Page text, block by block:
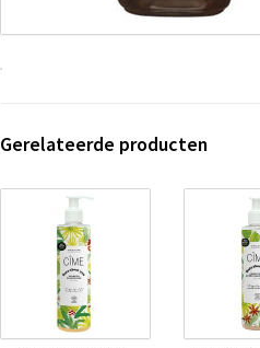
Gerelateerde producten